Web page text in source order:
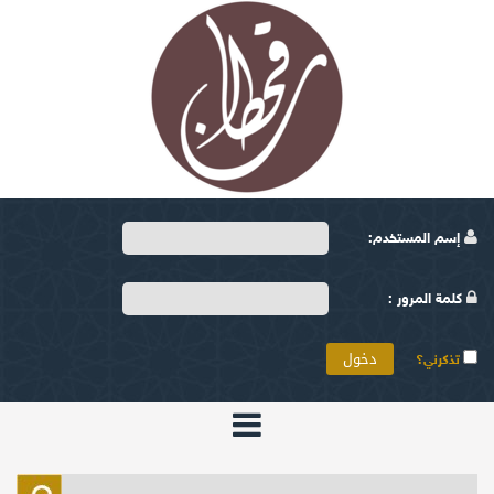
إسم المستخدم:
كلمة المرور :
تذكرني؟